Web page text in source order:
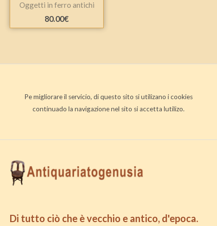
Oggetti in ferro antichi
80.00€
Pe migliorare il servicio, di questo sito si utilizano i cookies
continuado la navigazione nel sito si accetta lutilizo.
Di tutto ciò che è vecchio e antico, d'epoca.